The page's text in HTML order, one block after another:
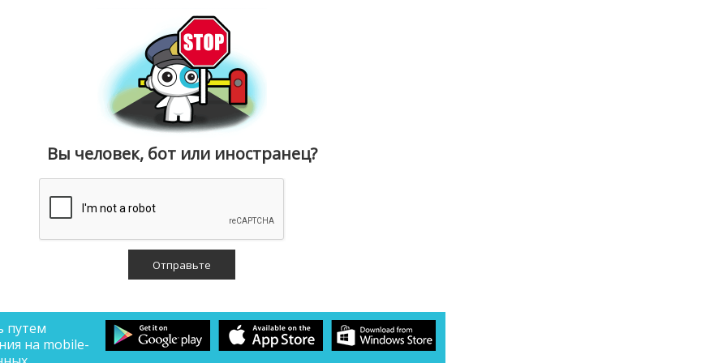
Вы человек, бот или иностранец?
путем
на mobile-